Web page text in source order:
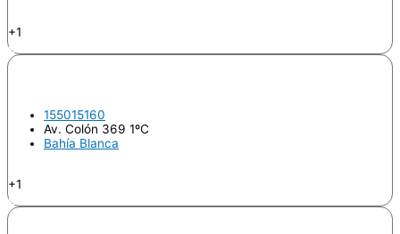
+1
Odontologo
155015160
Av. Colón 369 1ºC
Bahía Blanca
+1
Odontologo